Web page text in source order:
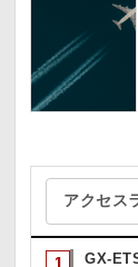
アクセス
GX-